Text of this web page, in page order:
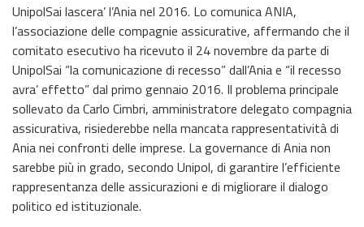
UnipolSai lascera’ l’Ania nel 2016. Lo comunica ANIA,
l’associazione delle compagnie assicurative, affermando che il
comitato esecutivo ha ricevuto il 24 novembre da parte di
UnipolSai “la comunicazione di recesso” dall’Ania e “il recesso
avra’ effetto” dal primo gennaio 2016. Il problema principale
sollevato da Carlo Cimbri, amministratore delegato compagnia
assicurativa, risiederebbe nella mancata rappresentatività di
Ania nei confronti delle imprese. La governance di Ania non
sarebbe più in grado, secondo Unipol, di garantire l’efficiente
rappresentanza delle assicurazioni e di migliorare il dialogo
politico ed istituzionale.